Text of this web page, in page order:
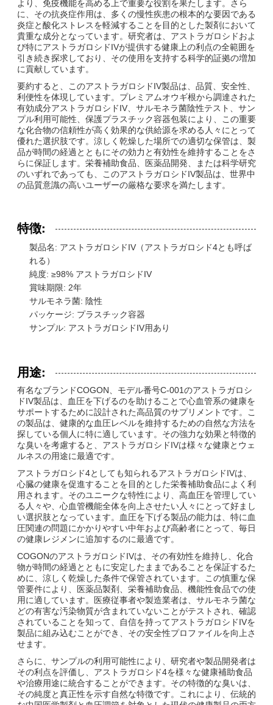
より、免疫機能を高める上で重要な役割を果たします。さら
に、その抗炎症作用は、多くの慢性疾患の根本的な要因である
炎症と酸化ストレスを軽減することを目的とした製剤において
貴重な成分となっています。研究者は、アストラガロシドおよ
び特にアストラガロシドIVが提供する健康上の利点の全範囲を
引き続き探求しており、その使用を支持する科学的証拠の増加
に貢献しています。
要約すると、このアストラガロシドIV製品は、品質、安全性、
利便性を体現しています。プレミアムオウギ根から調達された
有効成分アストラガロシドIV、サルモネラ菌陰性テスト、サン
プル利用可能性、保護プラスチック容器包装により、この重要
な化合物の信頼性が高く効果的な供給源を求める人々にとって
優れた選択肢です。涼しく乾燥した場所での適切な保管は、製
品が時間の経過とともにその効力と有効性を維持することをさ
らに保証します。栄養補助食品、医薬品開発、または科学研究
のいずれであっても、このアストラガロシドIV製品は、世界中
の品質意識の高いユーザーの厳格な要求を満たします。
特徴:
製品名: アストラガロシドIV（アストラガロシド4とも呼ば
れる）
純度: ≥98% アストラガロシドIV
賞味期限: 2年
サルモネラ菌: 陰性
パッケージ: プラスチック容器
サンプル: アストラガロシドIV用あり
用途:
有名なブランドCOGON、モデル番号C-001のアストラガロシ
ドIV製品は、血圧を下げるのを助けることで心血管系の健康を
サポートするために設計された高品質のサプリメントです。こ
の製品は、健康的な血圧レベルを維持するための自然な方法を
探している個人に特に適しています。その強力な効果と特徴的
な臭いを考慮すると、アストラガロシドIVは様々な健康とウェ
ルネスの用途に最適です。
アストラガロシド4としても知られるアストラガロシドIVは、
心臓の健康を促進することを目的とした栄養補助食品によく利
用されます。そのユニークな特性により、高血圧を管理してい
る人々や、心血管機能全体を向上させたい人々にとって好まし
い選択肢となっています。血圧を下げる製品の能力は、特に血
圧関連の問題にかかりやすい中年および高齢者にとって、毎日
の健康レジメンに追加するのに最適です。
COGONのアストラガロシドIVは、その有効性を維持し、化合
物が時間の経過とともに安定したままであることを保証するた
めに、涼しく乾燥した条件で保管されています。この慎重な保
管要件により、医薬品製剤、栄養補助食品、機能性食品での使
用に適しています。医療従事者や製造業者は、サルモネラ菌な
どの有害な汚染物質が含まれていないことがテストされ、確認
されていることを知って、自信を持ってアストラガロシドIVを
製品に組み込むことができ、その安全性プロファイルを向上さ
せます。
さらに、サンプルの利用可能性により、研究者や製品開発者は
その利点を評価し、アストラガロシド4を様々な健康補助食品
や治療用途に統合することができます。その特徴的な臭いは、
その純度と真正性を示す自然な特徴です。これにより、伝統的